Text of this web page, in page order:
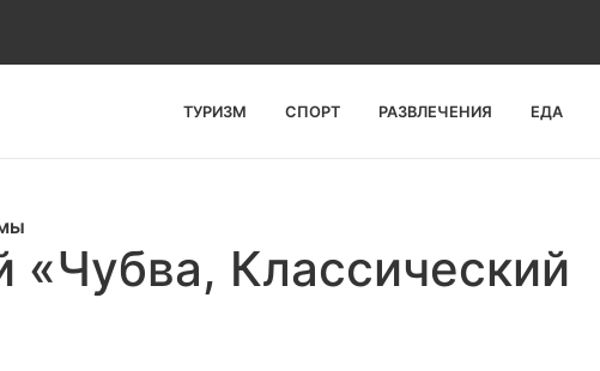
ТУРИЗМ СПОРТ РАЗВЛЕЧЕНИЯ ЕДА
«Чубва, Классический